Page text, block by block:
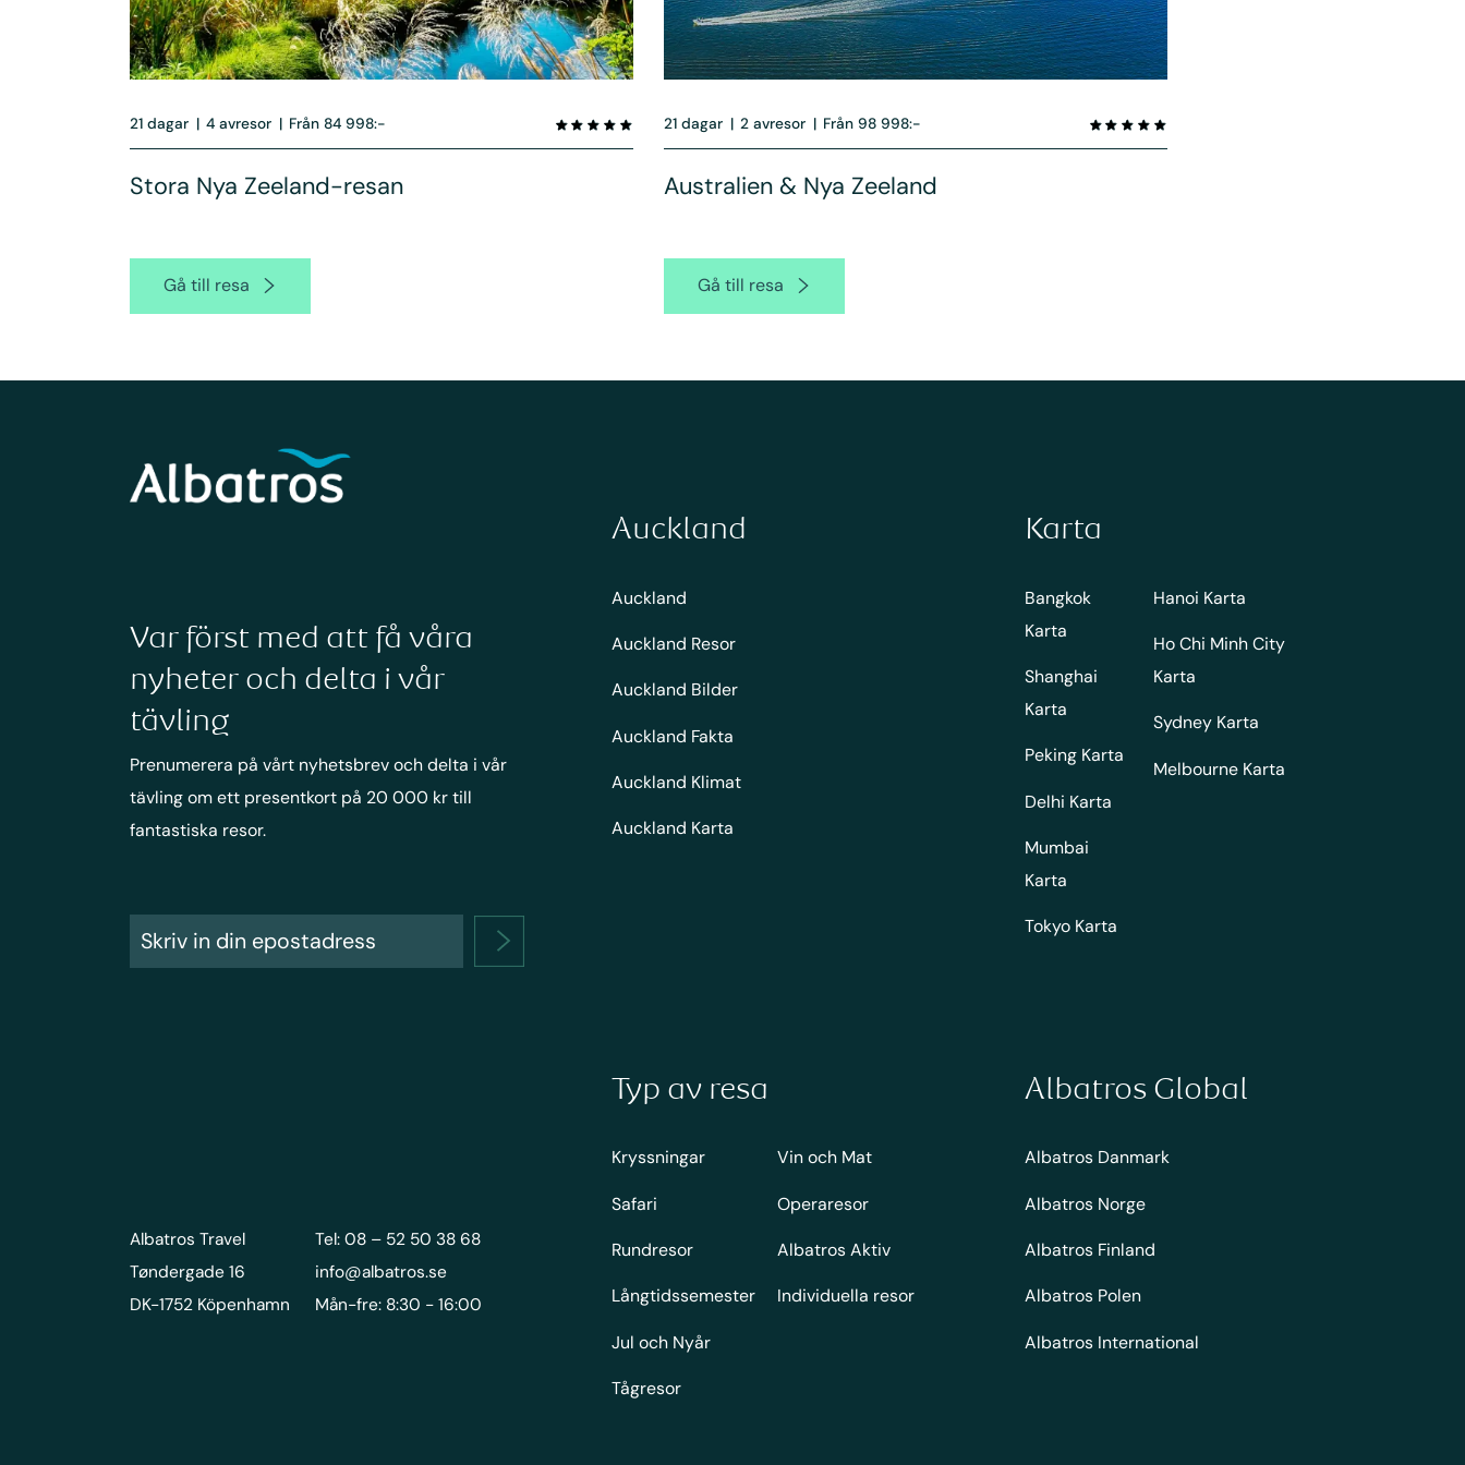
21 dagar | 4 avresor | Från 84 998:-
Stora Nya Zeeland-resan
Gå till resa
21 dagar | 2 avresor | Från 98 998:-
Australien & Nya Zeeland
Gå till resa
Var först med att få våra
nyheter och delta i vår
tävling
Prenumerera på vårt nyhetsbrev och delta i vår
tävling om ett presentkort på 20 000 kr till
fantastiska resor.
Auckland
Auckland
Auckland Resor
Auckland Bilder
Auckland Fakta
Auckland Klimat
Auckland Karta
Karta
Bangkok
Karta
Shanghai
Karta
Peking Karta
Delhi Karta
Mumbai
Karta
Tokyo Karta
Hanoi Karta
Ho Chi Minh City
Karta
Sydney Karta
Melbourne Karta
Albatros Travel
Tøndergade 16
DK-1752 Köpenhamn
Tel: 08 – 52 50 38 68
info@albatros.se
Mån-fre: 8:30 - 16:00
Typ av resa
Kryssningar
Safari
Rundresor
Långtidssemester
Jul och Nyår
Tågresor
Vin och Mat
Operaresor
Albatros Aktiv
Individuella resor
Albatros Global
Albatros Danmark
Albatros Norge
Albatros Finland
Albatros Polen
Albatros International